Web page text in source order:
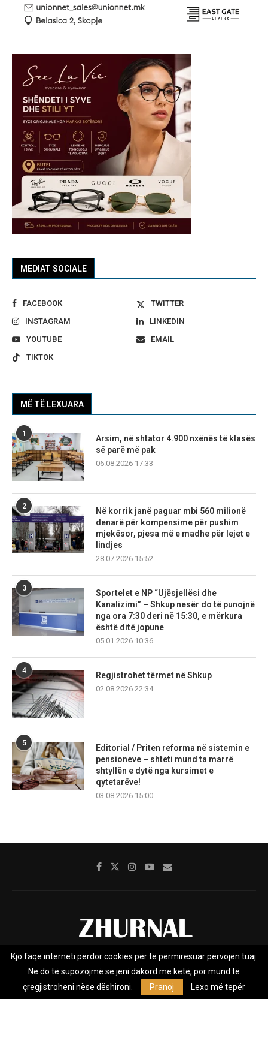
MEDIAT SOCIALE
FACEBOOK
TWITTER
INSTAGRAM
LINKEDIN
YOUTUBE
EMAIL
TIKTOK
MË TË LEXUARA
1
Arsim, në shtator 4.900 nxënës të klasës
së parë më pak
06.08.2026 17:33
2
Në korrik janë paguar mbi 560 milionë
denarë për kompensime për pushim
mjekësor, pjesa më e madhe për lejet e
lindjes
28.07.2026 15:52
3
Sportelet e NP “Ujësjellësi dhe
Kanalizimi” – Shkup nesër do të punojnë
nga ora 7:30 deri në 15:30, e mërkura
është ditë jopune
05.01.2026 10:36
4
Regjistrohet tërmet në Shkup
02.08.2026 22:34
5
Editorial / Priten reforma në sistemin e
pensioneve – shteti mund ta marrë
shtyllën e dytë nga kursimet e
qytetarëve!
03.08.2026 15:00
Rreth nesh Impresumi Marketing
Privacy Policy
Zhurnal.mk është Agjenci e Lajmeve e pavarur, e themeluar në vitin
Kjo faqe interneti përdor cookies për të përmirësuar përvojën tuaj.
Ne do të supozojmë se jeni dakord me këtë, por mund të
çregjistroheni nëse dëshironi.
Pranoj Lexo më tepër